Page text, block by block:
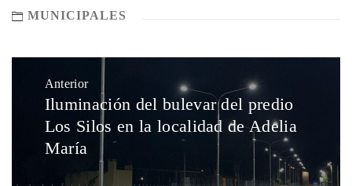
MUNICIPALES
Anterior
Iluminación del bulevar del predio
Los Silos en la localidad de Adelia
María